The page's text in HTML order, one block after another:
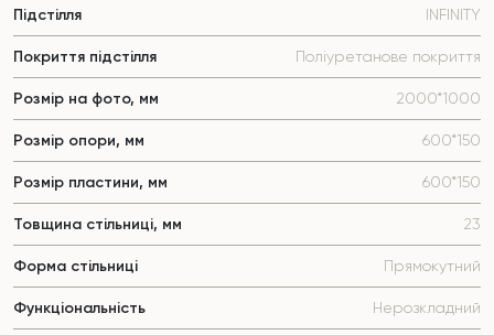
Підстілля INFINITY
Покриття підстілля Поліуретанове покриття
Розмір на фото, мм 2000*1000
Розмір опори, мм 600*150
Розмір пластини, мм 600*150
Товщина стільниці, мм 23
Форма стільниці Прямокутний
Функціональність Нерозкладний